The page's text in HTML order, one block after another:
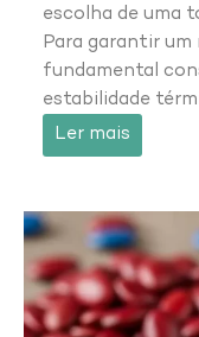
escolha de uma
Para garantir um
fundamental
estabilidade
Ler mais